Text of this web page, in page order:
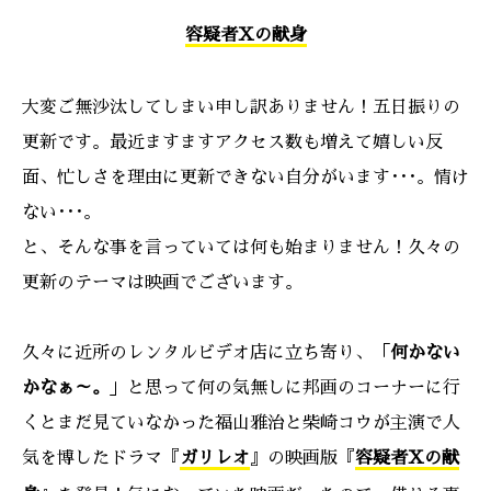
容疑者Xの献身
大変ご無沙汰してしまい申し訳ありません！五日振りの
更新です。最近ますますアクセス数も増えて嬉しい反
面、忙しさを理由に更新できない自分がいます･･･。情け
ない･･･。
と、そんな事を言っていては何も始まりません！久々の
更新のテーマは映画でございます。
久々に近所のレンタルビデオ店に立ち寄り、「 何かない
かなぁ～。
」と思って何の気無しに邦画のコーナーに行
くとまだ見ていなかった福山雅治と柴崎コウが主演で人
気を博したドラマ『 ガリレオ 』の映画版『 容疑者Xの献